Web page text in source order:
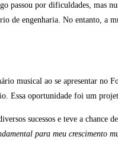
passou por dificuldades, mas
de engenharia. No entanto, a
musical ao se apresentar
Essa oportunidade foi um
sucessos e teve a chance
para meu crescimento